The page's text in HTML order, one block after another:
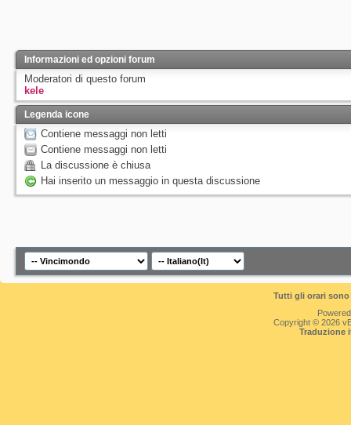
Informazioni ed opzioni forum
Moderatori di questo forum
kele
Legenda icone
Contiene messaggi non letti
Contiene messaggi non letti
La discussione è chiusa
Hai inserito un messaggio in questa discussione
Tutti gli orari
Copyright © 2026
Traduzione